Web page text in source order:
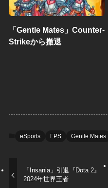
「Gentle Mates」Counter-
Strikeから撤退
eSports FPS Gentle Mates
「Insania」引退『Dota 2』
2024年世界王者